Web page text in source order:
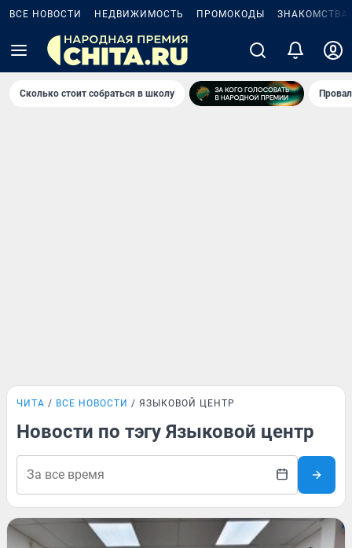
ВСЕ НОВОСТИ НЕДВИЖИМОСТЬ ПРОМОКОДЫ ЗНАКОМСТВА
Сколько стоит собраться в школу
ЧИТА ВСЕ НОВОСТИ ЯЗЫКОВОЙ ЦЕНТР
Новости по тэгу Языковой центр